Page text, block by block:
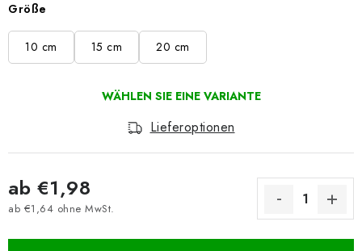
Größe
10 cm 15 cm 20 cm
Lieferoptionen
ab €1,98
ab €1,64 ohne MwSt.